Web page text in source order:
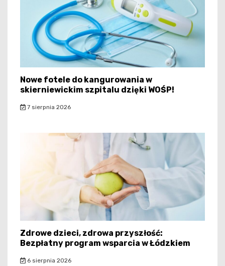
Nowe fotele do kangurowania w
skierniewickim szpitalu dzięki WOŚP!
7 sierpnia 2026
Zdrowe dzieci, zdrowa przyszłość:
Bezpłatny program wsparcia w Łódzkiem
6 sierpnia 2026